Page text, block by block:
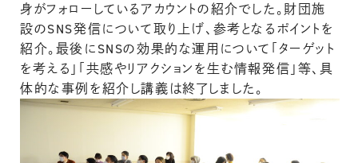
身がフォローしているアカウントの紹介でした。財団施
設のSNS発信について取り上げ、参考となるポイントを
紹介。最後にSNSの効果的な運用について「ターゲット
を考える」「共感やリアクションを生む情報発信」等、具
体的な事例を紹介し講義は終了しました。